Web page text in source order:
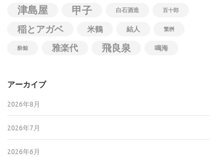
津島屋 甲子 白石酒造 百十郎
稲とアガベ 米鶴 結人 繁桝
酔鯨 雅楽代 飛良泉 鳴海
アーカイブ
2026年8月
2026年7月
2026年6月